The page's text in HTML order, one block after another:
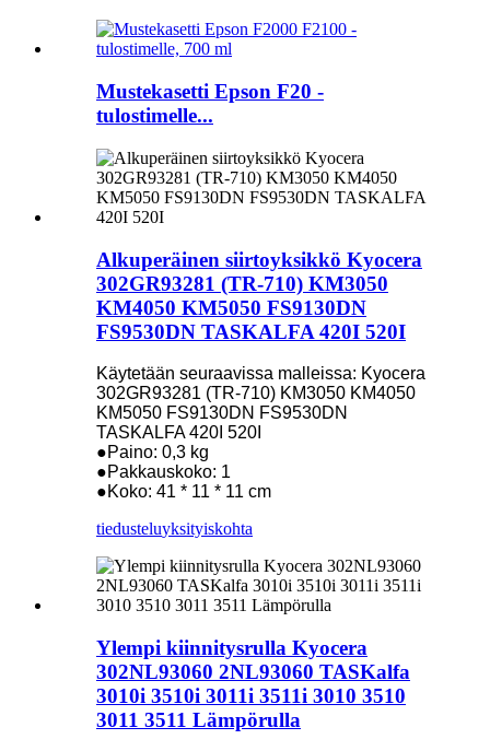
Mustekasetti Epson F20 -
tulostimelle...
Alkuperäinen siirtoyksikkö Kyocera
302GR93281 (TR-710) KM3050
KM4050 KM5050 FS9130DN
FS9530DN TASKALFA 420I 520I
Käytetään seuraavissa malleissa: Kyocera
302GR93281 (TR-710) KM3050 KM4050
KM5050 FS9130DN FS9530DN
TASKALFA 420I 520I
●Paino: 0,3 kg
●Pakkauskoko: 1
●Koko: 41 * 11 * 11 cm
tiedusteluyksityiskohta
Ylempi kiinnitysrulla Kyocera
302NL93060 2NL93060 TASKalfa
3010i 3510i 3011i 3511i 3010 3510
3011 3511 Lämpörulla